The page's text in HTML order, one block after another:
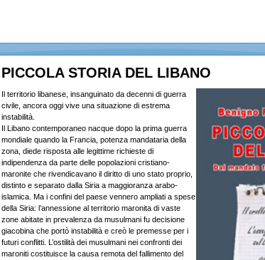
PICCOLA STORIA DEL LIBANO
Il territorio libanese, insanguinato da decenni di guerra
civile, ancora oggi vive una situazione di estrema
instabilità.
Il Libano contemporaneo nacque dopo la prima guerra
mondiale quando la Francia, potenza mandataria della
zona, diede risposta alle legittime richieste di
indipendenza da parte delle popolazioni cristiano-
maronite che rivendicavano il diritto di uno stato proprio,
distinto e separato dalla Siria a maggioranza arabo-
islamica. Ma i confini del paese vennero ampliati a spese
della Siria: l’annessione al territorio maronita di vaste
zone abitate in prevalenza da musulmani fu decisione
giacobina che portò instabilità e creò le premesse per i
futuri conflitti. L’ostilità dei musulmani nei confronti dei
maroniti costituisce la causa remota del fallimento del